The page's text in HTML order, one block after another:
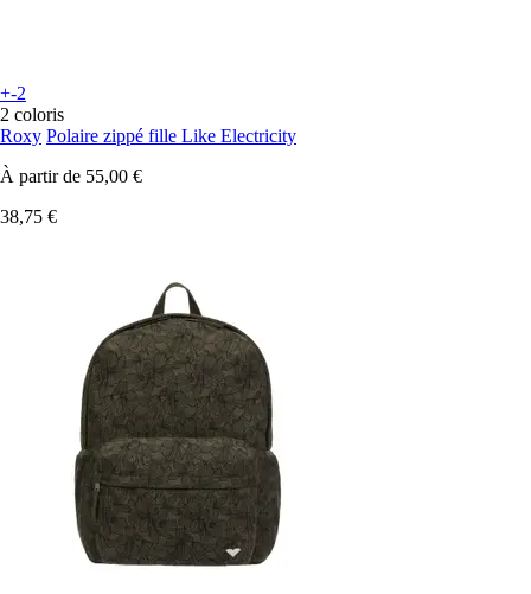
+-2
2 coloris
Roxy Polaire zippé fille Like Electricity
À partir de 55,00 €
38,75 €